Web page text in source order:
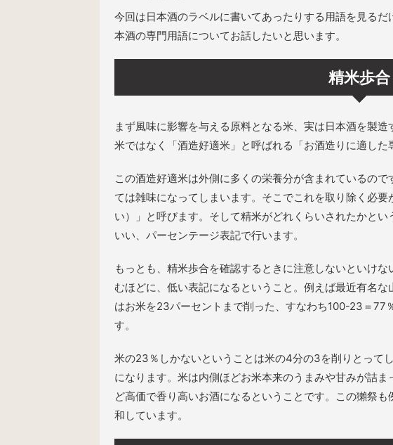
今回は日本酒のラベルに書いてあったりする用語を見る
本酒の専門用語についてお話したいと思います。
精米歩合
まず風味に影響を与える原料となる米、実は日本酒を製
米ではなく「酒造好適米」と呼ばれる「お酒造りに適した
この酒造好適米は外側に多くの栄養分が含まれているの
ては雑味になってしまいます。そこでこれを取り除く必
い）」と呼びます。そして精米がどれくらいされたかと
いい、パーセンテージ表記で行います。
もっとも、精米歩合を確認するときに注意しないといけ
むほどに、低い表記になるということ。例えば最近有名
はお米を23パーセントまで削った、すなわち100-23＝77
す。
米の23％しかないということは米の4分の3を削りとって
になります。米は内側ほどお米本来のうまみや甘みが詰
ど高価で香り高いお酒になるということです。この獺祭
和しています。